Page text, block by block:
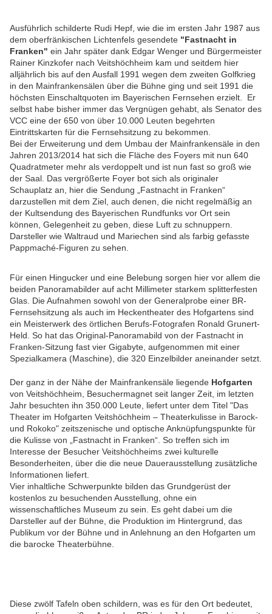
Ausführlich schilderte Rudi Hepf, wie die im ersten Jahr 1987 aus
dem oberfränkischen Lichtenfels gesendete "Fastnacht in
Franken" ein Jahr später dank Edgar Wenger und Bürgermeister
Rainer Kinzkofer nach Veitshöchheim kam und seitdem hier
alljährlich bis auf den Ausfall 1991 wegen dem zweiten Golfkrieg
in den Mainfrankensälen über die Bühne ging und seit 1991 die
höchsten Einschaltquoten im Bayerischen Fernsehen erzielt. Er
selbst habe bisher immer das Vergnügen gehabt, als Senator des
VCC eine der 650 von über 10.000 Leuten begehrten
Eintrittskarten für die Fernsehsitzung zu bekommen.
Bei der Erweiterung und dem Umbau der Mainfrankensäle in den
Jahren 2013/2014 hat sich die Fläche des Foyers mit nun 640
Quadratmeter mehr als verdoppelt und ist nun fast so groß wie
der Saal. Das vergrößerte Foyer bot sich als originaler
Schauplatz an, hier die Sendung „Fastnacht in Franken“
darzustellen mit dem Ziel, auch denen, die nicht regelmäßig an
der Kultsendung des Bayerischen Rundfunks vor Ort sein
können, Gelegenheit zu geben, diese Luft zu schnuppern.
Darsteller wie Waltraud und Mariechen sind als farbig gefasste
Pappmaché-Figuren zu sehen.
Für einen Hingucker und eine Belebung sorgen hier vor allem die
beiden Panoramabilder auf acht Millimeter starkem splitterfesten
Glas. Die Aufnahmen sowohl von der Generalprobe einer BR-
Fernsehsitzung als auch im Heckentheater des Hofgartens sind
ein Meisterwerk des örtlichen Berufs-Fotografen Ronald Grunert-
Held. So hat das Original-Panoramabild von der Fastnacht in
Franken-Sitzung fast vier Gigabyte, aufgenommen mit einer
Spezialkamera (Maschine), die 320 Einzelbilder aneinander setzt.
Der ganz in der Nähe der Mainfrankensäle liegende Hofgarten
von Veitshöchheim, Besuchermagnet seit langer Zeit, im letzten
Jahr besuchten ihn 350.000 Leute, liefert unter dem Titel "Das
Theater im Hofgarten Veitshöchheim – Theaterkulisse in Barock-
und Rokoko" zeitszenische und optische Anknüpfungspunkte für
die Kulisse von „Fastnacht in Franken“. So treffen sich im
Interesse der Besucher Veitshöchheims zwei kulturelle
Besonderheiten, über die die neue Dauerausstellung zusätzliche
Informationen liefert.
Vier inhaltliche Schwerpunkte bilden das Grundgerüst der
kostenlos zu besuchenden Ausstellung, ohne ein
wissenschaftliches Museum zu sein. Es geht dabei um die
Darsteller auf der Bühne, die Produktion im Hintergrund, das
Publikum vor der Bühne und in Anlehnung an den Hofgarten um
die barocke Theaterbühne.
Diese zwölf Tafeln oben schildern, was es für den Ort bedeutet,